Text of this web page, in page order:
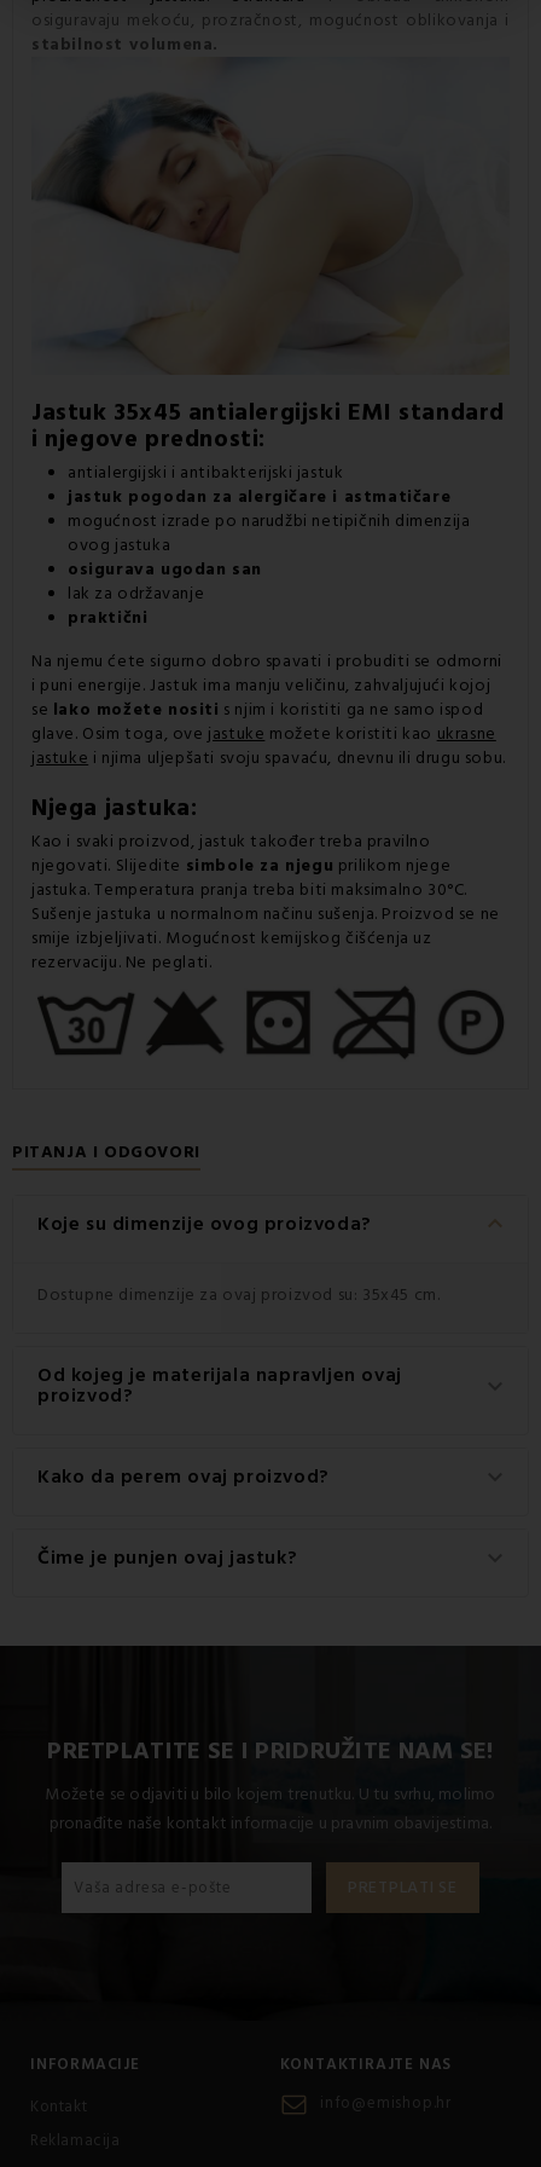
osiguravaju mekoću, prozračnost, mogućnost oblikovanja i
stabilnost volumena.
Jastuk 35x45 antialergijski EMI standard
i njegove prednosti:
antialergijski i antibakterijski jastuk
jastuk pogodan za alergičare i astmatičare
mogućnost izrade po narudžbi netipičnih dimenzija
ovog jastuka
osigurava ugodan san
lak za održavanje
praktični
Na njemu ćete sigurno dobro spavati i probuditi se odmorni
i puni energije. Jastuk ima manju veličinu, zahvaljujući kojoj
se lako možete nositi s njim i koristiti ga ne samo ispod
glave. Osim toga, ove jastuke možete koristiti kao ukrasne
jastuke i njima uljepšati svoju spavaću, dnevnu ili drugu sobu.
Njega jastuka:
Kao i svaki proizvod, jastuk također treba pravilno
njegovati. Slijedite simbole za njegu prilikom njege
jastuka. Temperatura pranja treba biti maksimalno 30°C.
Sušenje jastuka u normalnom načinu sušenja. Proizvod se ne
smije izbjeljivati. Mogućnost kemijskog čišćenja uz
rezervaciju. Ne peglati.
PITANJA I ODGOVORI
Koje su dimenzije ovog proizvoda? keyboard_arrow_down
Dostupne dimenzije za ovaj proizvod su: 35x45 cm.
Od kojeg je materijala napravljen ovaj
proizvod?
Ovaj proizvod je izrađen od visokokvalitetnog materijala:
100% pamuk.
Kako da perem ovaj proizvod?
Za najbolje rezultate preporučuje se pranje ovog
proizvoda na 30 °C.
Čime je punjen ovaj jastuk?
PRETPLATITE SE I PRIDRUŽITE NAM SE!
Možete se odjaviti u bilo kojem trenutku. U tu svrhu, molimo
pronađite naše kontakt informacije u pravnim obavijestima.
INFORMACIJE
Kontakt
Reklamacija
KONTAKTIRAJTE NAS
info@emishop.hr